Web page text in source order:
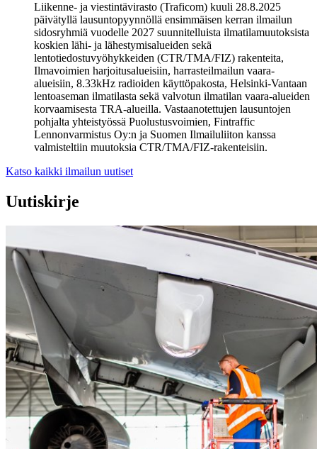
Liikenne- ja viestintävirasto (Traficom) kuuli 28.8.2025
päivätyllä lausuntopyynnöllä ensimmäisen kerran ilmailun
sidosryhmiä vuodelle 2027 suunnitelluista ilmatilamuutoksista
koskien lähi- ja lähestymisalueiden sekä
lentotiedostuvyöhykkeiden (CTR/TMA/FIZ) rakenteita,
Ilmavoimien harjoitusalueisiin, harrasteilmailun vaara-
alueisiin, 8.33kHz radioiden käyttöpakosta, Helsinki-Vantaan
lentoaseman ilmatilasta sekä valvotun ilmatilan vaara-alueiden
korvaamisesta TRA-alueilla. Vastaanotettujen lausuntojen
pohjalta yhteistyössä Puolustusvoimien, Fintraffic
Lennonvarmistus Oy:n ja Suomen Ilmailuliiton kanssa
valmisteltiin muutoksia CTR/TMA/FIZ-rakenteisiin.
Katso kaikki ilmailun uutiset
Uutiskirje